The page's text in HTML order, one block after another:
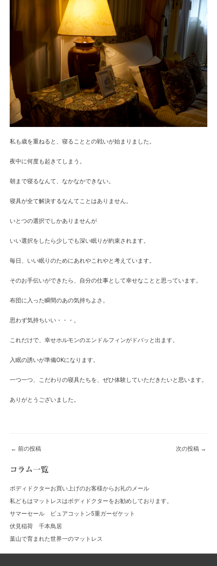
私も歳を重ねると、寝ることとの戦いが始まりました。
夜中に何度も起きてしまう。
朝まで寝るなんて、なかなかできない。
寝具が全て解決するなんてことはありません。
いとつの選択でしかありませんが
いい選択をしたら少しでも深い眠りが約束されます。
毎日、いい眠りのためにあれやこれやと考えています。
そのお手伝いができたら、自分の仕事として幸せなことと思っています。
布団に入った瞬間のあの気持ちよさ。
思わず気持ちいい・・・。
これだけで、幸せホルモンのエンドルフィンがドバッと出ます。
入眠の誘いが準備OKになります。
一つ一つ、こだわりの寝具たちを、ぜひ体験していただきたいと思います。
ありがとうございました。
← 前の投稿 次の投稿 →
コラム一覧
ボディドクターお買い上げのお客様からお礼のメール
私どもはマットレスはボディドクターをお勧めしております。
サマーセール ピュアコットン5重ガーゼケット
伏見稲荷 千本鳥居
葉山で育まれた世界一のマットレス